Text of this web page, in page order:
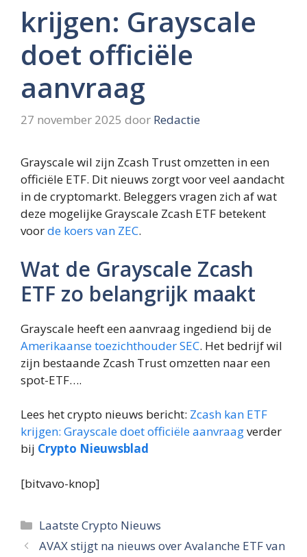
krijgen: Grayscale
doet officiële
aanvraag
27 november 2025 door Redactie
Grayscale wil zijn Zcash Trust omzetten in een
officiële ETF. Dit nieuws zorgt voor veel aandacht
in de cryptomarkt. Beleggers vragen zich af wat
deze mogelijke Grayscale Zcash ETF betekent
voorde koers van ZEC.
Wat de Grayscale Zcash
ETF zo belangrijk maakt
Grayscale heeft een aanvraag ingediend bij de
Amerikaanse toezichthouder SEC. Het bedrijf wil
zijn bestaande Zcash Trust omzetten naar een
spot-ETF….
Lees het crypto nieuws bericht: Zcash kan ETF
krijgen: Grayscale doet officiële aanvraagverder
bij Crypto Nieuwsblad
[bitvavo-knop]
Categorieën
Laatste Crypto Nieuws
AVAX stijgt na nieuws over Avalanche ETF van